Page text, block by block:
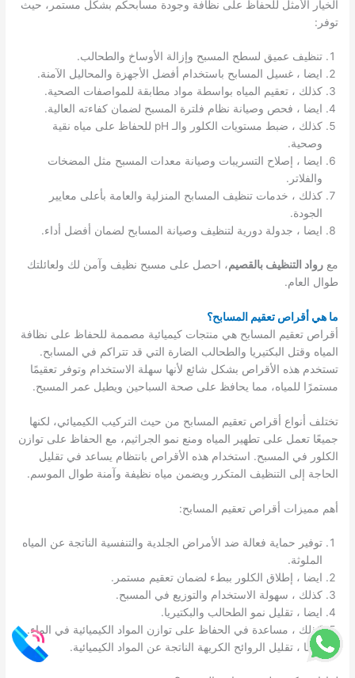
الخيار الأمثل للحفاظ على نظافة وجودة مسابحكم بشكل مستمر، حيث
توفر:
تنظيف عميق لسطح المسبح وإزالة الأوساخ والطحالب.
ايضا ، غسيل المسابح باستخدام أفضل الأجهزة والمحاليل الآمنة.
كذلك ، تعقيم المياه بواسطة مواد مطابقة للمواصفات الصحية.
ايضا ، فحص وصيانة نظام فلترة المسبح لضمان كفاءته العالية.
كذلك ، ضبط مستويات الكلور والـ pH للحفاظ على مياه نقية
وصحية.
ايضا ، إصلاح التسريبات وصيانة معدات المسبح مثل المضخات
والفلاتر.
كذلك ، خدمات تنظيف المسابح المنزلية والعامة بأعلى معايير
الجودة.
ايضا ، جدولة دورية لتنظيف وصيانة المسابح لضمان أفضل أداء.
معرواد التنظيف بالقصيم، احصل على مسبح نظيف وآمن لك ولعائلتك
طوال العام.
ما هي أقراص تعقيم المسابح؟
أقراص تعقيم المسابح هي منتجات كيميائية مصممة للحفاظ على نظافة
المياه وقتل البكتيريا والطحالب الضارة التي قد تتراكم في المسابح.
تستخدم هذه الأقراص بشكل شائع لأنها سهلة الاستخدام وتوفر تعقيمًا
مستمرًا للمياه، مما يحافظ على صحة السباحين ويطيل عمر المسبح.
تختلف أنواع أقراص تعقيم المسابح من حيث التركيب الكيميائي، لكنها
جميعًا تعمل على تطهير المياه ومنع نمو الجراثيم، مع الحفاظ على توازن
الكلور في المسبح. استخدام هذه الأقراص بانتظام يساعد في تقليل
الحاجة إلى التنظيف المتكرر ويضمن مياه نظيفة وآمنة طوال الموسم.
أهم مميزات أقراص تعقيم المسابح:
توفير حماية فعالة ضد الأمراض الجلدية والتنفسية الناتجة عن المياه
الملوثة.
ايضا ، إطلاق الكلور ببطء لضمان تعقيم مستمر.
كذلك ، سهولة الاستخدام والتوزيع في المسبح.
ايضا ، تقليل نمو الطحالب والبكتيريا.
كذلك ، مساعدة في الحفاظ على توازن المواد الكيميائية في الماء.
ايضا ، تقليل الروائح الكريهة الناتجة عن المواد الكيميائية.